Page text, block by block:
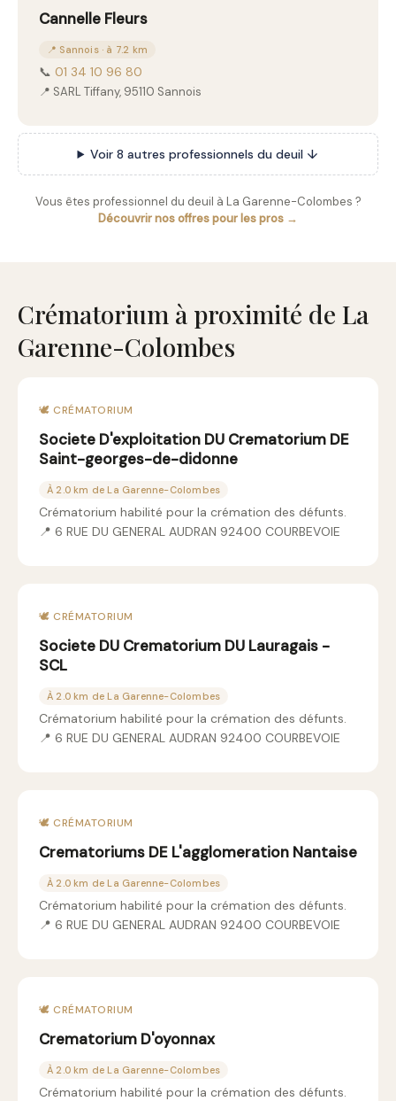
Cannelle Fleurs
📍 Sannois · à 7.2 km
📞 01 34 10 96 80
📍 SARL Tiffany, 95110 Sannois
Voir 8 autres professionnels du deuil ↓
Vous êtes professionnel du deuil à La Garenne-Colombes ?
Découvrir nos offres pour les pros →
Crématorium à proximité de La
Garenne-Colombes
🕊️ CRÉMATORIUM
Societe D'exploitation DU Crematorium DE
Saint-georges-de-didonne
À 2.0 km de La Garenne-Colombes
Crématorium habilité pour la crémation des défunts.
📍 6 RUE DU GENERAL AUDRAN 92400 COURBEVOIE
🕊️ CRÉMATORIUM
Societe DU Crematorium DU Lauragais -
SCL
À 2.0 km de La Garenne-Colombes
Crématorium habilité pour la crémation des défunts.
📍 6 RUE DU GENERAL AUDRAN 92400 COURBEVOIE
🕊️ CRÉMATORIUM
Crematoriums DE L'agglomeration Nantaise
À 2.0 km de La Garenne-Colombes
Crématorium habilité pour la crémation des défunts.
📍 6 RUE DU GENERAL AUDRAN 92400 COURBEVOIE
🕊️ CRÉMATORIUM
Crematorium D'oyonnax
À 2.0 km de La Garenne-Colombes
Crématorium habilité pour la crémation des défunts.